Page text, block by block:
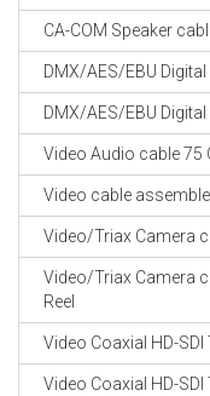
CA-COM Speaker
DMX/AES/EBU
DMX/AES/EBU
Video Audio cable 75
Video cable
Video/Triax Camera
Video/Triax Camera
Reel
Video Coaxial HD-
Video Coaxial HD-